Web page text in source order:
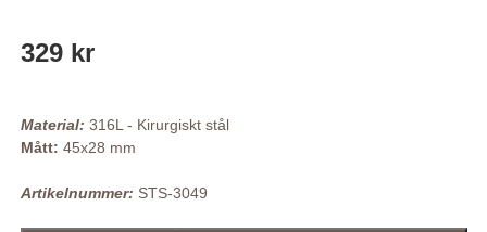
329 kr
Material: 316L - Kirurgiskt stål
Mått: 45x28 mm
Artikelnummer: STS-3049